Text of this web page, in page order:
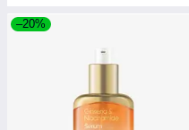
–20%